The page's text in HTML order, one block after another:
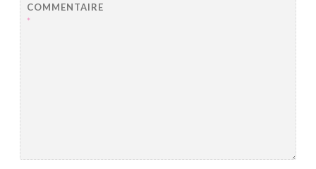
COMMENTAIRE
*